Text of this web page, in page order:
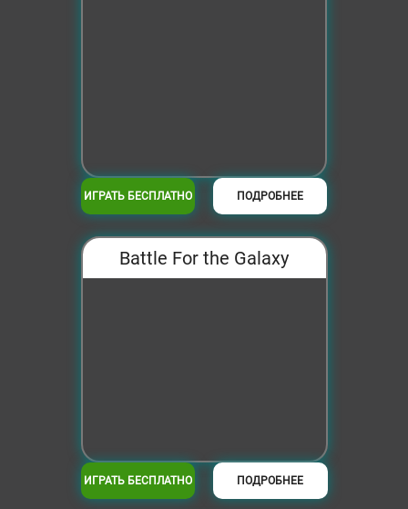
ИГРАТЬ БЕСПЛАТНО ПОДРОБНЕЕ
Battle For the Galaxy
ИГРАТЬ БЕСПЛАТНО ПОДРОБНЕЕ